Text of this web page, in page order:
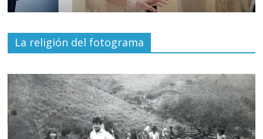
La religión del fotograma